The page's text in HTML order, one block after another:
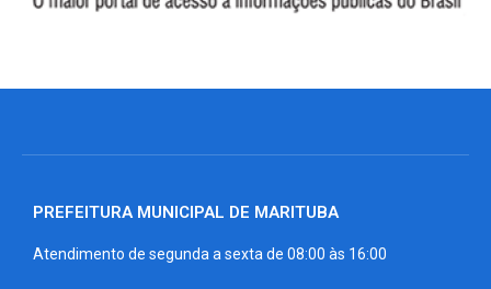
PREFEITURA MUNICIPAL DE MARITUBA
Atendimento de segunda a sexta de 08:00 às 16:00